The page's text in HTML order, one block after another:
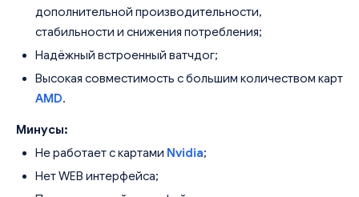
дополнительной производительности,
стабильности и снижения потребления;
Надёжный встроенный ватчдог;
Высокая совместимость с большим количеством карт
AMD.
Минусы:
Не работает с картами Nvidia;
Нет WEB интерфейса;